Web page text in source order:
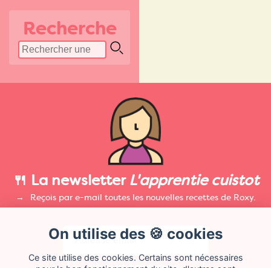
Recherche
On utilise des 🍪 cookies
Ce site utilise des cookies. Certains sont nécessaires
🍴 La newsletterL'apprentie cuistot
Reçois par e-mail toutes les nouvelles recettes de Roxy.